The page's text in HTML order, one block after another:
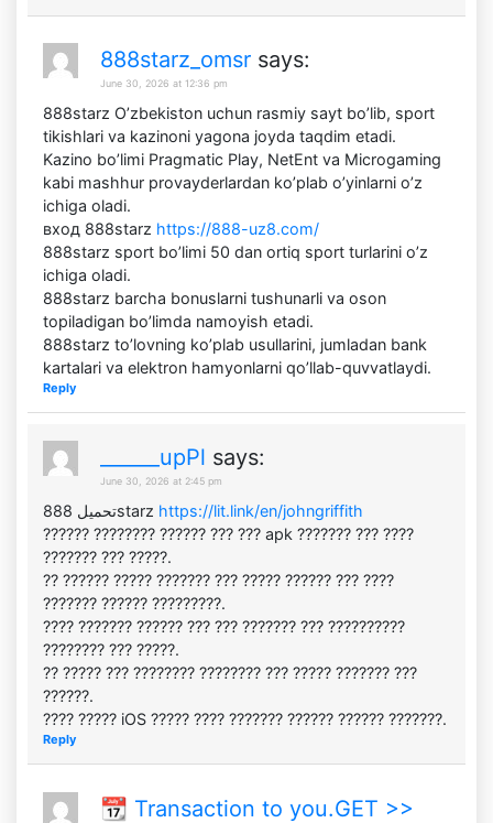
888starz_omsr says:
June 30, 2026 at 12:36 pm
888starz O’zbekiston uchun rasmiy sayt bo’lib, sport
tikishlari va kazinoni yagona joyda taqdim etadi.
Kazino bo’limi Pragmatic Play, NetEnt va Microgaming
kabi mashhur provayderlardan ko’plab o’yinlarni o’z
ichiga oladi.
вход 888starz https://888-uz8.com/
888starz sport bo’limi 50 dan ortiq sport turlarini o’z
ichiga oladi.
888starz barcha bonuslarni tushunarli va oson
topiladigan bo’limda namoyish etadi.
888starz to’lovning ko’plab usullarini, jumladan bank
kartalari va elektron hamyonlarni qo’llab-quvvatlaydi.
Reply
______upPl says:
June 30, 2026 at 2:45 pm
تحميل 888starz https://lit.link/en/johngriffith
?????? ???????? ?????? ??? ??? apk ??????? ??? ????
??????? ??? ?????.
?? ?????? ????? ??????? ??? ????? ?????? ??? ????
??????? ?????? ?????????.
???? ??????? ?????? ??? ??? ??????? ??? ??????????
???????? ??? ?????.
?? ????? ??? ???????? ???????? ??? ????? ??????? ???
??????.
???? ????? iOS ????? ???? ??????? ?????? ?????? ???????.
Reply
📆 Transaction to you.GET >>